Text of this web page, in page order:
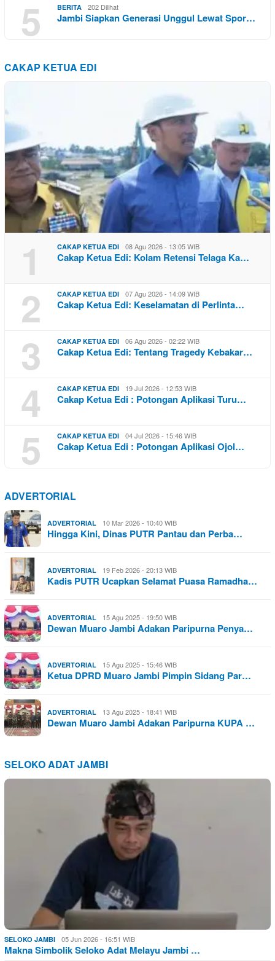
5 BERITA 202 Dilihat
Jambi Siapkan Generasi Unggul Lewat Spor…
CAKAP KETUA EDI
1 CAKAP KETUA EDI 08 Agu 2026 - 13:05 WIB
Cakap Ketua Edi: Kolam Retensi Telaga Ka…
2 CAKAP KETUA EDI 07 Agu 2026 - 14:09 WIB
Cakap Ketua Edi: Keselamatan di Perlinta…
3 CAKAP KETUA EDI 06 Agu 2026 - 02:22 WIB
Cakap Ketua Edi: Tentang Tragedy Kebakar…
4 CAKAP KETUA EDI 19 Jul 2026 - 12:53 WIB
Cakap Ketua Edi : Potongan Aplikasi Turu…
5 CAKAP KETUA EDI 04 Jul 2026 - 15:46 WIB
Cakap Ketua Edi : Potongan Aplikasi Ojol…
ADVERTORIAL
ADVERTORIAL 10 Mar 2026 - 10:40 WIB
Hingga Kini, Dinas PUTR Pantau dan Perba…
ADVERTORIAL 19 Feb 2026 - 20:13 WIB
Kadis PUTR Ucapkan Selamat Puasa Ramadha…
ADVERTORIAL 15 Agu 2025 - 19:50 WIB
Dewan Muaro Jambi Adakan Paripurna Penya…
ADVERTORIAL 15 Agu 2025 - 15:46 WIB
Ketua DPRD Muaro Jambi Pimpin Sidang Par…
ADVERTORIAL 13 Agu 2025 - 18:41 WIB
Dewan Muaro Jambi Adakan Paripurna KUPA …
SELOKO ADAT JAMBI
SELOKO JAMBI 05 Jun 2026 - 16:51 WIB
Makna Simbolik Seloko Adat Melayu Jambi …